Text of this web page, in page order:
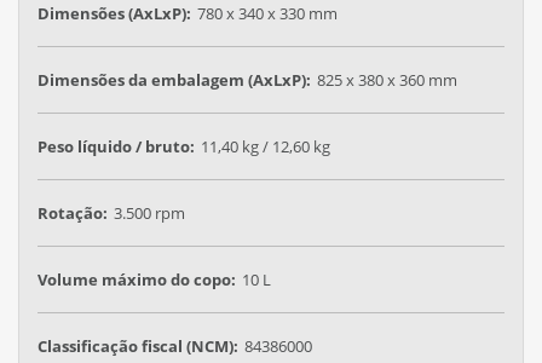
Dimensões (AxLxP): 780 x 340 x 330 mm
Dimensões da embalagem (AxLxP): 825 x 380 x 360 mm
Peso líquido / bruto: 11,40 kg / 12,60 kg
Rotação: 3.500 rpm
Volume máximo do copo: 10 L
Classificação fiscal (NCM): 84386000